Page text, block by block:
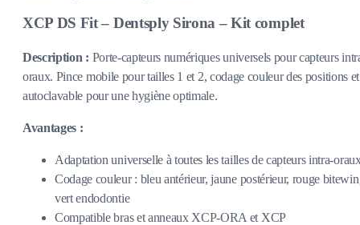
XCP DS Fit – Dentsply Sirona – Kit complet
Description : Porte-capteurs numériques universels pour capteurs
oraux. Pince mobile pour tailles 1 et 2, codage couleur des positions et
autoclavable pour une hygiène optimale.
Avantages :
Adaptation universelle à toutes les tailles de capteurs intra-
Codage couleur : bleu antérieur, jaune postérieur, rouge
vert endodontie
Compatible bras et anneaux XCP-ORA et XCP